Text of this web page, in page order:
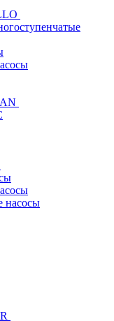
насосы